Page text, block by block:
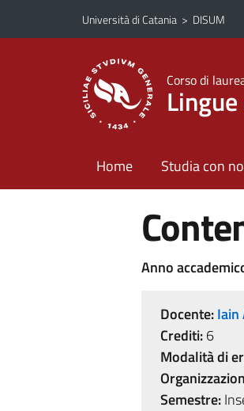
Vai al contenuto principale
Vai al menu di navigazione
Università di Catania > DISUM
Corso di
Home Studia con
Anno
Docente:Iain
Crediti:6
Modalità di
Semestre: